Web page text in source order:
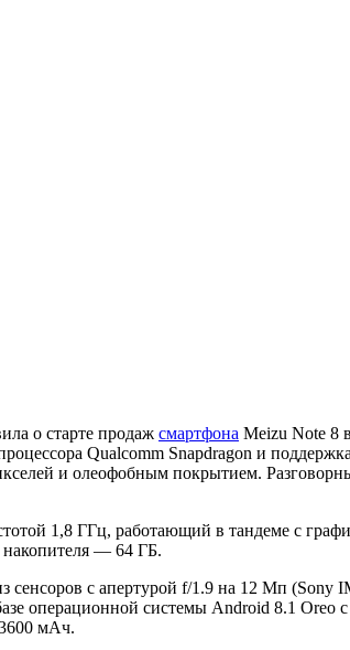
о старте продаж смартфона Meizu Note 8
Qualcomm Snapdragon и
и олеофобным покрытием.
1,8 ГГц, работающий в тандеме с
накопителя — 64 ГБ.
сенсоров с апертурой f/1.9 на 12 Мп
операционной системы Android 8.1
мАч.